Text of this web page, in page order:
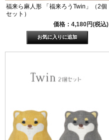
福来ら麻人形 「福来ろうTwin」（2個
セット）
価格：4,180円(税込)